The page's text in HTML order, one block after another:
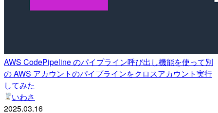
AWS CodePipeline のパイプライン呼び出し機能を使って別
の AWS アカウントのパイプラインをクロスアカウント実行
してみた
いわさ
2025.03.16